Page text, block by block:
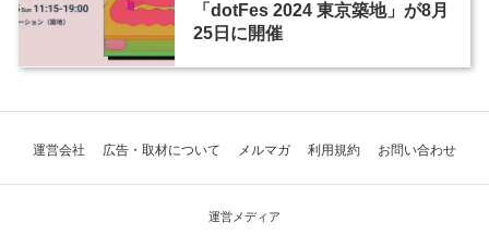
「dotFes 2024 東京築地」が8月
25日に開催
運営会社 広告・取材について メルマガ 利用規約 お問い合わせ
運営メディア